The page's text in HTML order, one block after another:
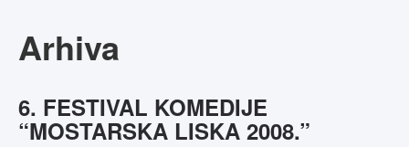
Arhiva
6. FESTIVAL KOMEDIJE
“MOSTARSKA LISKA 2008.”